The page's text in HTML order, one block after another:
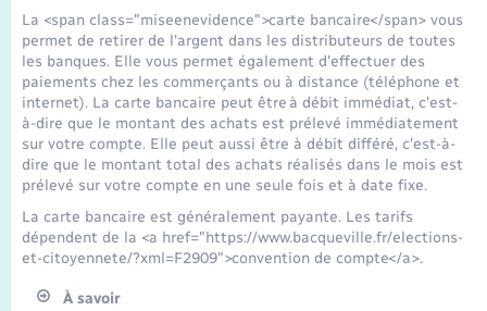
Numérique
Organisation d’événement
Sécurité - Prévention
Seniors
Transports
La Communauté de communes
La <span class="miseenevidence">carte bancaire</span> vous
permet de retirer de l'argent dans les distributeurs de toutes
les banques. Elle vous permet également d'effectuer des
paiements chez les commerçants ou à distance (téléphone et
internet). La carte bancaire peut être à débit immédiat, c'est-
à-dire que le montant des achats est prélevé immédiatement
sur votre compte. Elle peut aussi être à débit différé, c'est-à-
dire que le montant total des achats réalisés dans le mois est
prélevé sur votre compte en une seule fois et à date fixe.
La carte bancaire est généralement payante. Les tarifs
dépendent de la <a href="https://www.bacqueville.fr/elections-
et-citoyennete/?xml=F2909">convention de compte</a>.
À savoir